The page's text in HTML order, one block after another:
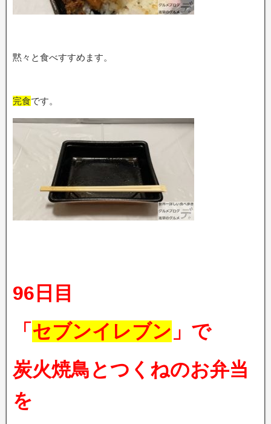
黙々と食べすすめます。
完食です。
96日目
「 セブンイレブン 」で
炭火焼鳥とつくねのお弁当
を